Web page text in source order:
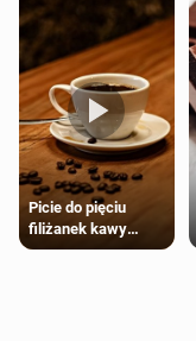
Picie do pięciu
filiżanek kawy
dziennie jest